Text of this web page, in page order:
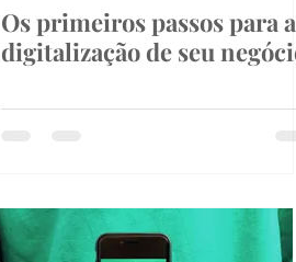
Os primeiros passos para a
digitalização de seu